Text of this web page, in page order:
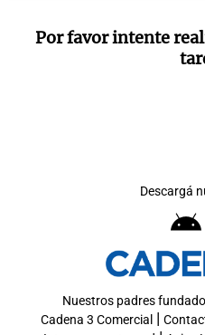
Por favor intente
Descargá
Nuestros padres
Cadena 3 Comercial |